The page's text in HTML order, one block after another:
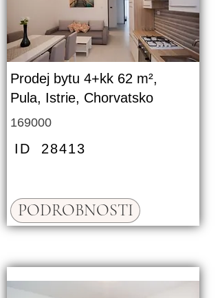
Prodej bytu 4+kk 62 m²,
Pula, Istrie, Chorvatsko
169000
ID 28413
PODROBNOSTI